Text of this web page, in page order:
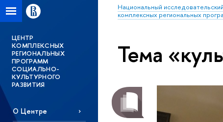
Национальный
комплексных региональных
ЦЕНТР
КОМПЛЕКСНЫХ
РЕГИОНАЛЬНЫХ
ПРОГРАММ
СОЦИАЛЬНО-
КУЛЬТУРНОГО
РАЗВИТИЯ
О Центре
Тема